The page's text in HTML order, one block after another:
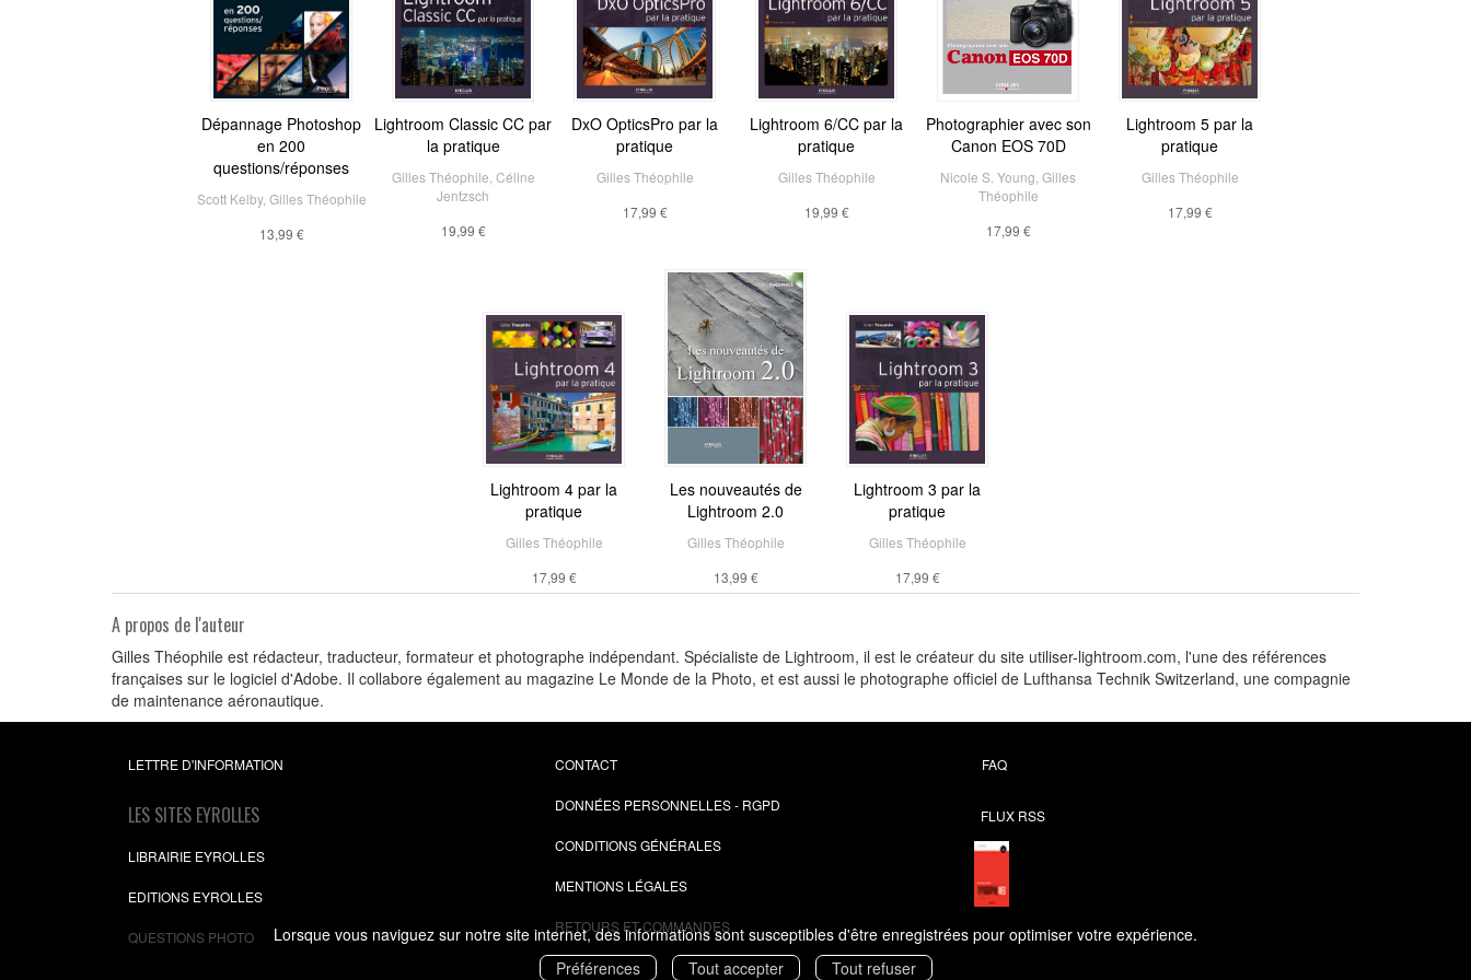
Lorsque vous naviguez sur notre site internet, des informations sont susceptibles d'être enregistrées pour optimiser votre expérience.
Préférences
Tout accepter Tout refuser
Dépannage Photoshop
en 200
questions/réponses
Scott Kelby, Gilles Théophile
13,99 €
Lightroom Classic CC par
la pratique
Gilles Théophile Céline
Jentzsch
19,99 €
DxO OpticsPro par la
pratique
Gilles Théophile
17,99 €
Lightroom 6/CC par la
pratique
Gilles Théophile
19,99 €
Photographier avec son
Canon EOS 70D
Nicole S. Young Gilles
Théophile
17,99 €
Lightroom 5 par la
pratique
Gilles Théophile
17,99 €
Lightroom 4 par la
pratique
Gilles Théophile
17,99 €
Les nouveautés de
Lightroom 2.0
Gilles Théophile
13,99 €
Lightroom 3 par la
pratique
Gilles Théophile
17,99 €
A propos de l'auteur
Gilles Théophile est rédacteur, traducteur, formateur et photographe indépendant. Spécialiste de Lightroom, il est le créateur du site utiliser-lightroom.com, l'une des références
françaises sur le logiciel d'Adobe. Il collabore également au magazine Le Monde de la Photo, et est aussi le photographe officiel de Lufthansa Technik Switzerland, une compagnie
de maintenance aéronautique.
LETTRE D'INFORMATION
LES SITES EYROLLES
LIBRAIRIE EYROLLES
EDITIONS EYROLLES
QUESTIONS PHOTO
CONTACT
DONNÉES PERSONNELLES - RGPD
CONDITIONS GÉNÉRALES
MENTIONS LÉGALES
RETOURS ET COMMANDES
FAQ
FLUX RSS